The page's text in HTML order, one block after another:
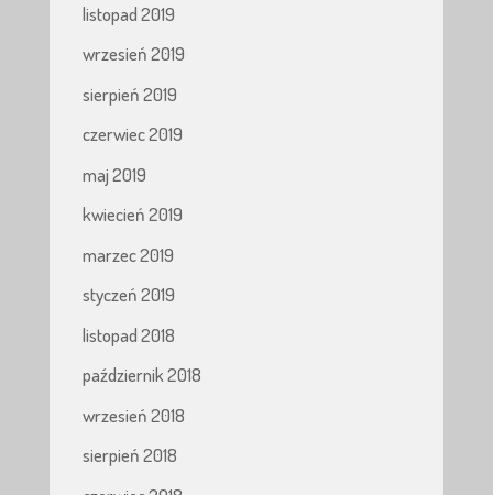
listopad 2019
wrzesień 2019
sierpień 2019
czerwiec 2019
maj 2019
kwiecień 2019
marzec 2019
styczeń 2019
listopad 2018
październik 2018
wrzesień 2018
sierpień 2018